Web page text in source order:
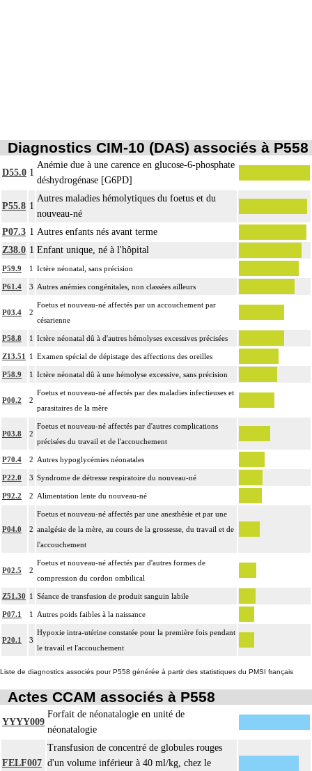
Diagnostics CIM-10 (DAS) associés à P558
D55.0 1
Anémie due à une carence en glucose-6-phosphate
déshydrogénase [G6PD]
P55.8 1
Autres maladies hémolytiques du foetus et du
nouveau-né
P07.3 1 Autres enfants nés avant terme
Z38.0 1 Enfant unique, né à l'hôpital
P59.9 1 Ictère néonatal, sans précision
P61.4 3 Autres anémies congénitales, non classées ailleurs
P03.4 2
Foetus et nouveau-né affectés par un accouchement par
césarienne
P58.8 1 Ictère néonatal dû à d'autres hémolyses excessives précisées
Z13.51 1 Examen spécial de dépistage des affections des oreilles
P58.9 1 Ictère néonatal dû à une hémolyse excessive, sans précision
P00.2 2
Foetus et nouveau-né affectés par des maladies infectieuses et
parasitaires de la mère
P03.8 2
Foetus et nouveau-né affectés par d'autres complications
précisées du travail et de l'accouchement
P70.4 2 Autres hypoglycémies néonatales
P22.0 3 Syndrome de détresse respiratoire du nouveau-né
P92.2 2 Alimentation lente du nouveau-né
P04.0 2
Foetus et nouveau-né affectés par une anesthésie et par une
analgésie de la mère, au cours de la grossesse, du travail et de
l'accouchement
P02.5 2
Foetus et nouveau-né affectés par d'autres formes de
compression du cordon ombilical
Z51.30 1 Séance de transfusion de produit sanguin labile
P07.1 1 Autres poids faibles à la naissance
P20.1 3
Hypoxie intra-utérine constatée pour la première fois pendant
le travail et l'accouchement
Liste de diagnostics associés pour P558 générée à partir des statistiques du PMSI français
Actes CCAM associés à P558
YYYY009
Forfait de néonatalogie en unité de
néonatalogie
FELF007
Transfusion de concentré de globules rouges
d'un volume inférieur à 40 ml/kg, chez le